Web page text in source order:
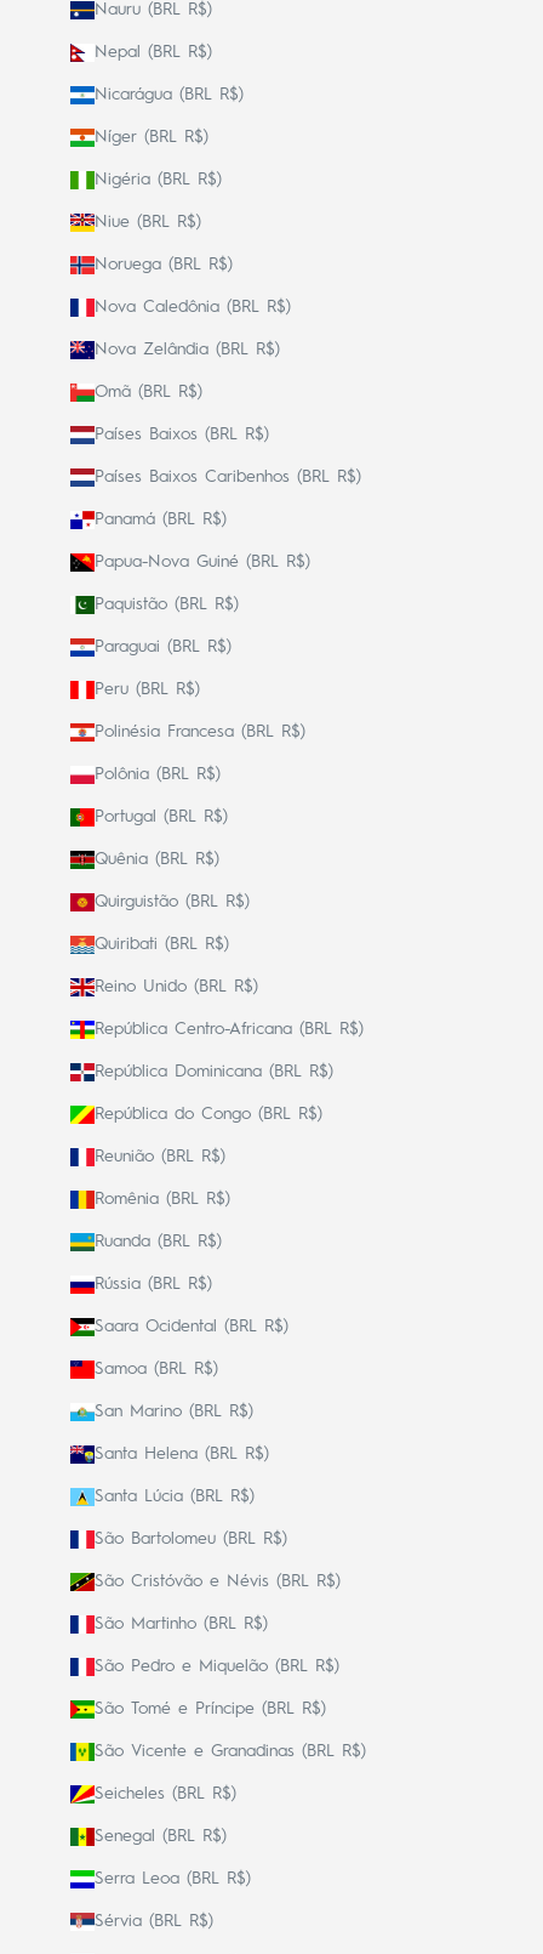
Nauru (BRL R$)
Nepal (BRL R$)
Nicarágua (BRL R$)
Níger (BRL R$)
Nigéria (BRL R$)
Niue (BRL R$)
Noruega (BRL R$)
Nova Caledônia (BRL R$)
Nova Zelândia (BRL R$)
Omã (BRL R$)
Países Baixos (BRL R$)
Países Baixos Caribenhos (BRL R$)
Panamá (BRL R$)
Papua-Nova Guiné (BRL R$)
Paquistão (BRL R$)
Paraguai (BRL R$)
Peru (BRL R$)
Polinésia Francesa (BRL R$)
Polônia (BRL R$)
Portugal (BRL R$)
Quênia (BRL R$)
Quirguistão (BRL R$)
Quiribati (BRL R$)
Reino Unido (BRL R$)
República Centro-Africana (BRL R$)
República Dominicana (BRL R$)
República do Congo (BRL R$)
Reunião (BRL R$)
Romênia (BRL R$)
Ruanda (BRL R$)
Rússia (BRL R$)
Saara Ocidental (BRL R$)
Samoa (BRL R$)
San Marino (BRL R$)
Santa Helena (BRL R$)
Santa Lúcia (BRL R$)
São Bartolomeu (BRL R$)
São Cristóvão e Névis (BRL R$)
São Martinho (BRL R$)
São Pedro e Miquelão (BRL R$)
São Tomé e Príncipe (BRL R$)
São Vicente e Granadinas (BRL R$)
Seicheles (BRL R$)
Senegal (BRL R$)
Serra Leoa (BRL R$)
Sérvia (BRL R$)